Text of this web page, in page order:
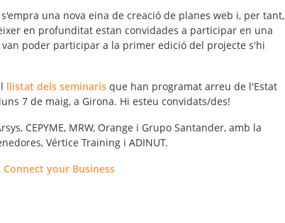
una nova eina de creació de planes web i, per tant,
en profunditat estan convidades a participar en una
poder participar a la primer edició del projecte s'hi
llistat dels seminaris que han programat arreu de l'Estat
7 de maig, a Girona. Hi esteu convidats/des!
CEPYME, MRW, Orange i Grupo Santander, amb la
Vértice Training i ADINUT.
, Connect your Business